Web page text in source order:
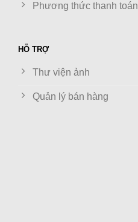
Phương thức thanh toán
HỖ TRỢ
Thư viện ảnh
Quản lý bán hàng